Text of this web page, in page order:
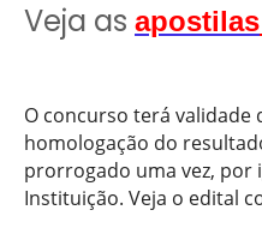
Veja as apostilas
O concurso terá validade
homologação do
prorrogado uma vez, por
Instituição. Veja o edital